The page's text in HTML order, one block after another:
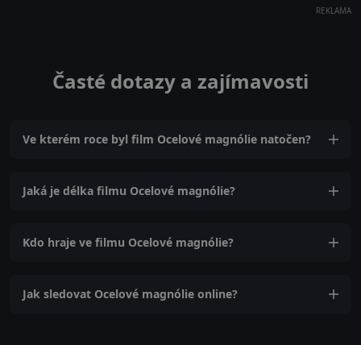
REKLAMA
Časté dotazy a zajímavosti
Ve kterém roce byl film Ocelové magnólie natočen?
Jaká je délka filmu Ocelové magnólie?
Kdo hraje ve filmu Ocelové magnólie?
Jak sledovat Ocelové magnólie online?